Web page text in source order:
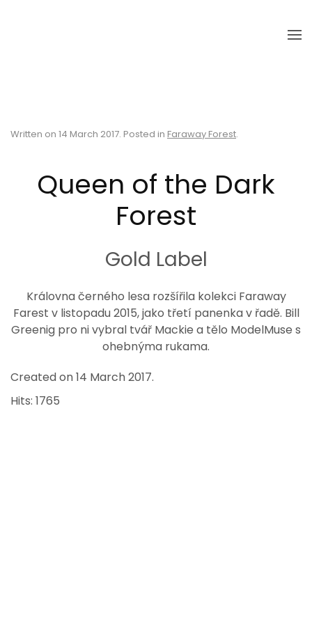
Written on 14 March 2017. Posted in Faraway Forest.
Queen of the Dark
Forest
Gold Label
Královna černého lesa rozšířila kolekci Faraway
Farest v listopadu 2015, jako třetí panenka v řadě. Bill
Greenig pro ni vybral tvář Mackie a tělo ModelMuse s
ohebnýma rukama.
Created on14 March 2017.
Hits: 1765